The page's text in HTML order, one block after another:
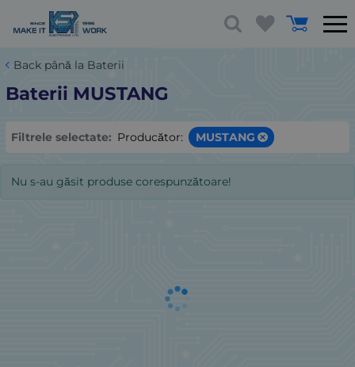
Back până la Baterii
Baterii MUSTANG
Filtrele selectate: Producător: MUSTANG
Nu s-au găsit produse corespunzătoare!